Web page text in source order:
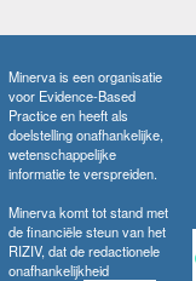
Minerva is een organisatie
voor Evidence-Based
Practice en heeft als
doelstelling onafhankelijke,
wetenschappelijke
informatie te verspreiden.
Minerva komt tot stand met
de financiële steun van het
RIZIV, dat de redactionele
onafhankelijkheid